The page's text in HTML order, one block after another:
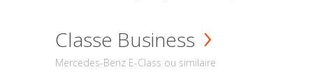
Classe Business
Mercedes-Benz E-Class ou similaire